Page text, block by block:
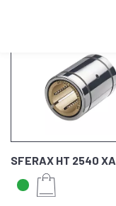
SFERAX HT 2540 XA